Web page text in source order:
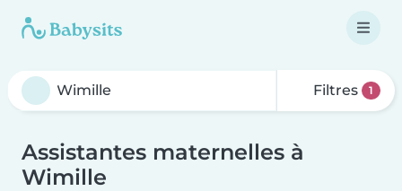
Filtres 1
Assistantes maternelles à
Wimille